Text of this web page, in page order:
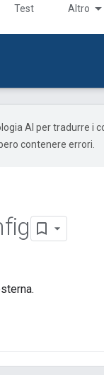
Test Altro
AI per tradurre i
contenere errori.